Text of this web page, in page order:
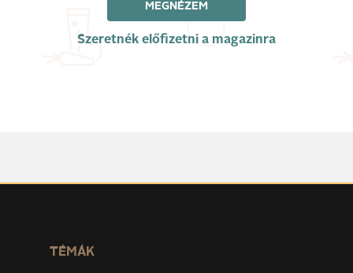
MEGNÉZEM
Szeretnék előfizetni a magazinra
TÉMÁK